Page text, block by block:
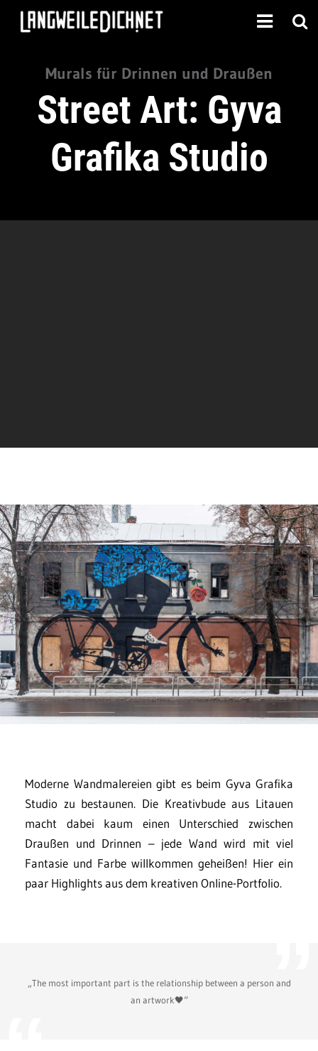
Murals für Drinnen und Draußen
Street Art: Gyva
Grafika Studio
Moderne Wandmalereien gibt es beim Gyva Grafika
Studio zu bestaunen. Die Kreativbude aus Litauen
macht dabei kaum einen Unterschied zwischen
Draußen und Drinnen – jede Wand wird mit viel
Fantasie und Farbe willkommen geheißen! Hier ein
paar Highlights aus dem kreativen Online-Portfolio.
„The most important part is the relationship between a person and
an artwork🖤“